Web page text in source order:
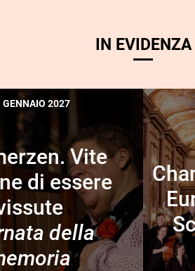
IN EVIDENZA
GENNAIO 2027
Vite
di essere
della